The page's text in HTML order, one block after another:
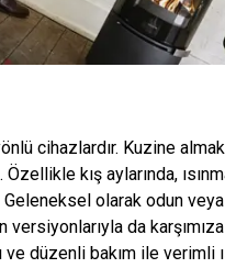
cihazlardır. Kuzine
kış aylarında,
olarak odun veya
da karşımıza
ve düzenli bakım ile verimli